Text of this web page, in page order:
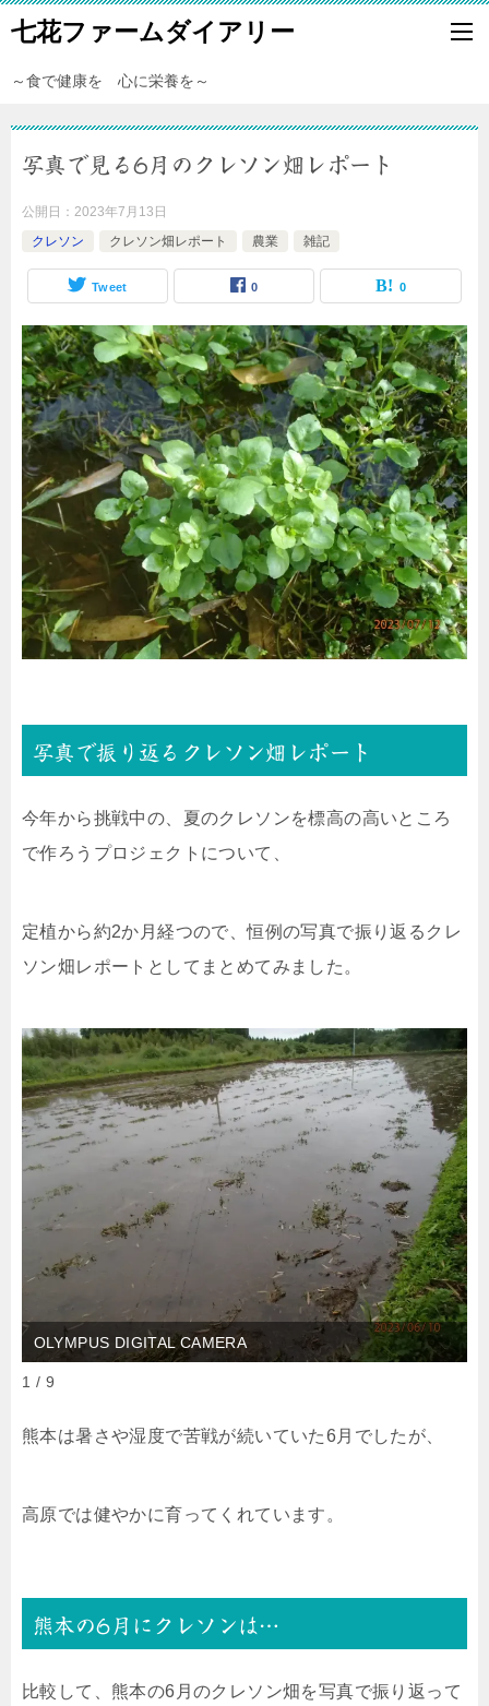
七花ファームダイアリー
～食で健康を 心に栄養を～
写真で見る6月のクレソン畑レポート
公開日： 2023年7月13日
クレソン
クレソン畑レポート 農業 雑記
Tweet 0 0
写真で振り返るクレソン畑レポート
今年から挑戦中の、夏のクレソンを標高の高いところ
で作ろうプロジェクトについて、
定植から約2か月経つので、恒例の写真で振り返るクレ
ソン畑レポートとしてまとめてみました。
OLYMPUS DIGITAL CAMERA
1 / 9
熊本は暑さや湿度で苦戦が続いていた6月でしたが、
高原では健やかに育ってくれています。
熊本の6月にクレソンは…
比較して、熊本の6月のクレソン畑を写真で振り返って